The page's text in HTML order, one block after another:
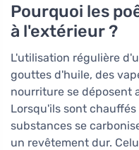
Pourquoi les
à l'extérieur ?
L'utilisation régulière
gouttes d'huile, des
nourriture se déposent
Lorsqu'ils sont
substances se
un revêtement dur.